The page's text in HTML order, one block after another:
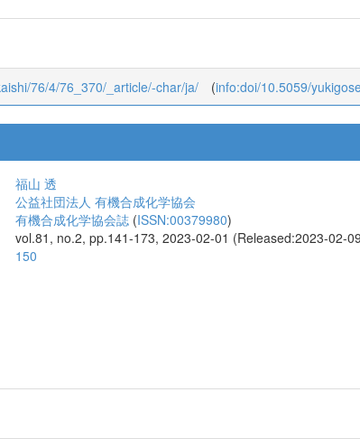
76/4/76_370/_article/-char/ja/ (info:doi/10.5059/
福山 透
公益社団法人 有機合成化学協会
有機合成化学協会誌 (ISSN:00379980)
vol.81, no.2, pp.141-173, 2023-02-01 (Released:2023-02-
150